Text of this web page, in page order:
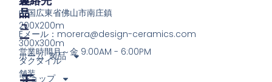
品
200X200m
300X300m
タクタイル
舗装
ニ
ュ
ー
ホーム 製品
ショップ
中国広東省佛山市南庄鎮
Eメール： morera@design-ceramics.com
営業時間月～金 9:00AM - 6:00PM